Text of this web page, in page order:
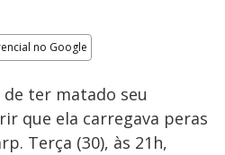
no Google
100.00%
de ter matado seu
que ela carregava peras
Terça (30), às 21h,